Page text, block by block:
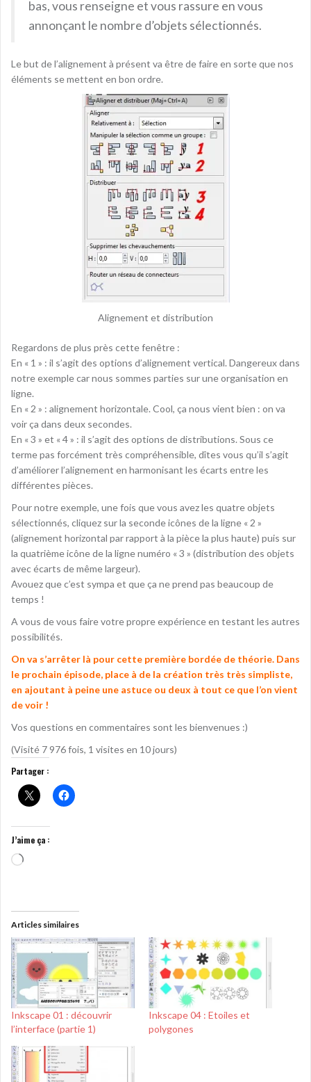
bas, vous renseigne et vous rassure en vous
annonçant le nombre d’objets sélectionnés.
Le but de l’alignement à présent va être de faire en sorte que nos
éléments se mettent en bon ordre.
Alignement et distribution
Regardons de plus près cette fenêtre :
En « 1 » : il s’agit des options d’alignement vertical. Dangereux dans
notre exemple car nous sommes parties sur une organisation en
ligne.
En « 2 » : alignement horizontale. Cool, ça nous vient bien : on va
voir ça dans deux secondes.
En « 3 » et « 4 » : il s’agit des options de distributions. Sous ce
terme pas forcément très compréhensible, dîtes vous qu’il s’agit
d’améliorer l’alignement en harmonisant les écarts entre les
différentes pièces.
Pour notre exemple, une fois que vous avez les quatre objets
sélectionnés, cliquez sur la seconde icônes de la ligne « 2 »
(alignement horizontal par rapport à la pièce la plus haute) puis sur
la quatrième icône de la ligne numéro « 3 » (distribution des objets
avec écarts de même largeur).
Avouez que c’est sympa et que ça ne prend pas beaucoup de
temps !
A vous de vous faire votre propre expérience en testant les autres
possibilités.
On va s’arrêter là pour cette première bordée de théorie. Dans
le prochain épisode, place à de la création très très simpliste,
en ajoutant à peine une astuce ou deux à tout ce que l’on vient
de voir !
Vos questions en commentaires sont les bienvenues :)
(Visité 7 976 fois, 1 visites en 10 jours)
Partager :
J’aime ça :
Chargement…
Articles similaires
Inkscape 01 : découvrir
l’interface (partie 1)
Inkscape 04 : Etoiles et
polygones